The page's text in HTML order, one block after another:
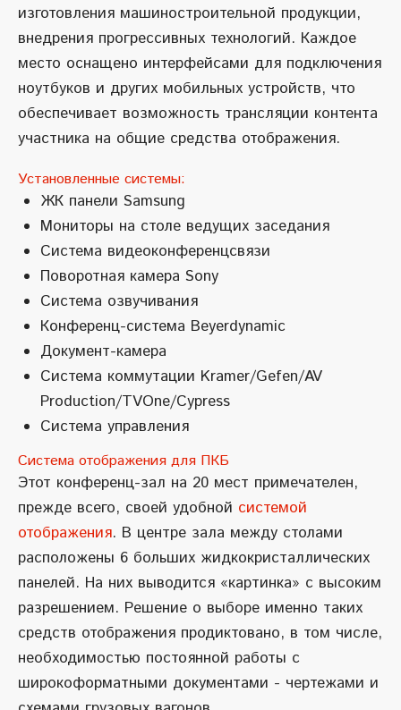
изготовления машиностроительной продукции,
внедрения прогрессивных технологий. Каждое
место оснащено интерфейсами для подключения
ноутбуков и других мобильных устройств, что
обеспечивает возможность трансляции контента
участника на общие средства отображения.
Установленные системы:
ЖК панели Samsung
Мониторы на столе ведущих заседания
Система видеоконференцсвязи
Поворотная камера Sony
Система озвучивания
Конференц-система Beyerdynamic
Документ-камера
Система коммутации Kramer/Gefen/AV
Production/TVOne/Cypress
Система управления
Система отображения для ПКБ
Этот конференц-зал на 20 мест примечателен,
прежде всего, своей удобной системой
отображения. В центре зала между столами
расположены 6 больших жидкокристаллических
панелей. На них выводится «картинка» с высоким
разрешением. Решение о выборе именно таких
средств отображения продиктовано, в том числе,
необходимостью постоянной работы с
широкоформатными документами - чертежами и